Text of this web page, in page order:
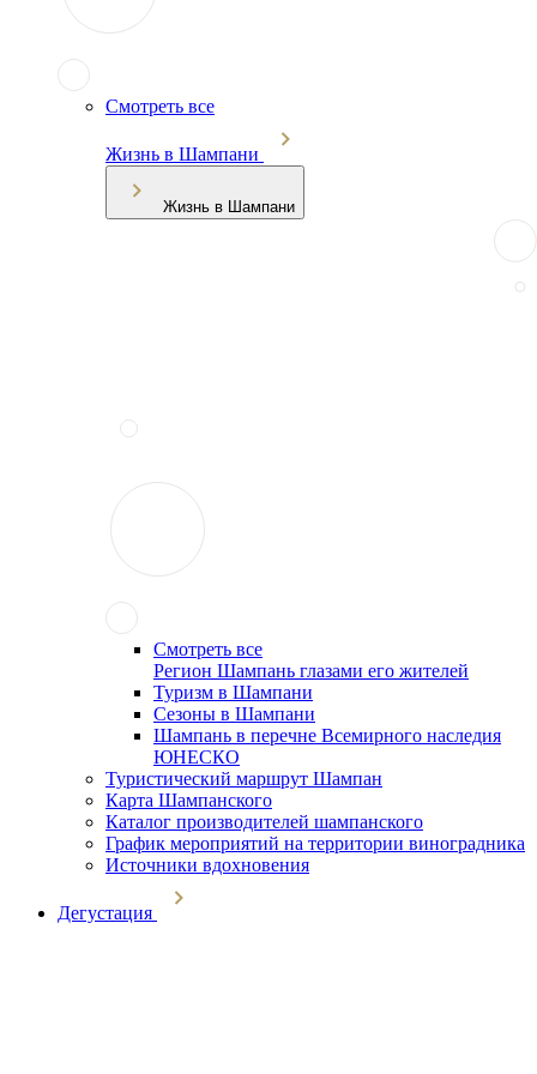
Смотреть все
Жизнь в Шампани
Жизнь в Шампани
Смотреть все
Регион Шампань глазами его жителей
Туризм в Шампани
Сезоны в Шампани
Шампань в перечне Всемирного наследия
ЮНЕСКО
Туристический маршрут Шампан
Карта Шампанского
Каталог производителей шампанского
График мероприятий на территории виноградника
Источники вдохновения
Дегустация